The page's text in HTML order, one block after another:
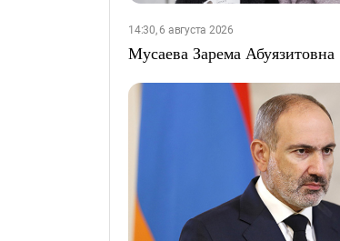
14:30, 6 августа 2026
Мусаева Зарема Абуязитовна